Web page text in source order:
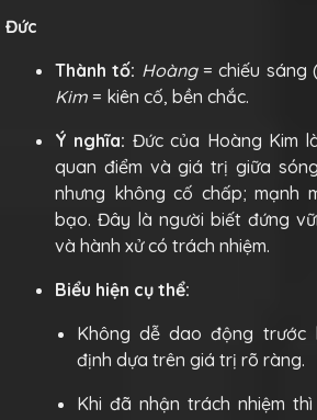
Đức
Thành tố: Hoàng= chiếu sáng
Kim = kiên cố, bền chắc.
Ý nghĩa: Đức của Hoàng Kim
quan điểm và giá trị giữa
nhưng không cố chấp; mạnh
bạo. Đây là người biết đứng
và hành xử có trách nhiệm.
Biểu hiện cụ thể:
Không dễ dao động trước
định dựa trên giá trị rõ ràng.
Khi đã nhận trách nhiệm